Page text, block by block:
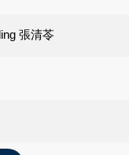
張清苓